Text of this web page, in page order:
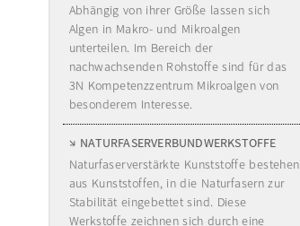
Abhängig von ihrer Größe lassen sich
Algen in Makro- und Mikroalgen
unterteilen. Im Bereich der
nachwachsenden Rohstoffe sind für das
3N Kompetenzzentrum Mikroalgen von
besonderem Interesse.
NATURFASERVERBUNDWERKSTOFFE
Naturfaserverstärkte Kunststoffe bestehen
aus Kunststoffen, in die Naturfasern zur
Stabilität eingebettet sind. Diese
Werkstoffe zeichnen sich durch eine